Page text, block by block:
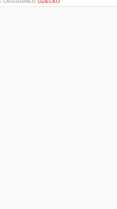
CATEGORIES: DZIECKO